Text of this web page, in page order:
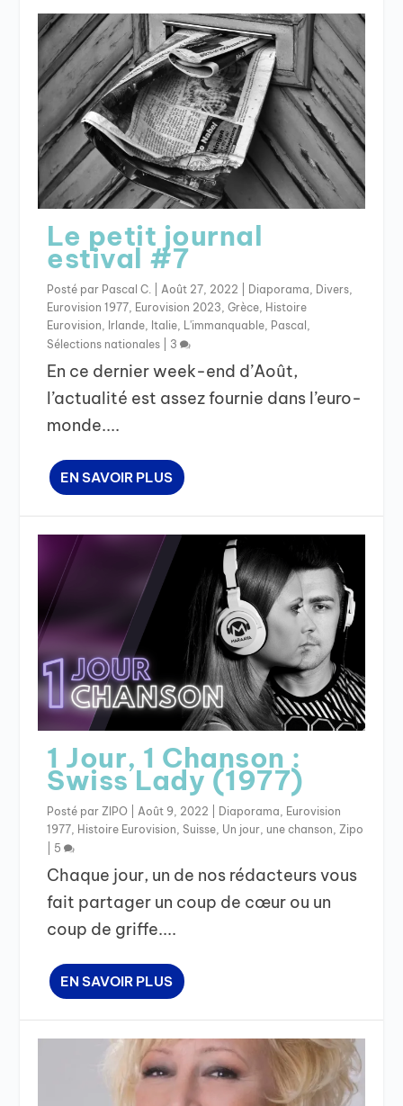
Le petit journal
estival #7
Posté par Pascal C. |Août 27, 2022 Diaporama, Divers,
Eurovision 1977, Eurovision 2023,Grèce, Histoire
Eurovision, Irlande, Italie, L'immanquable, Pascal ,
Sélections nationales
3
En ce dernier week-end d’Août,
l’actualité est assez fournie dans l’euro-
monde....
EN SAVOIR PLUS
1 Jour, 1 Chanson :
Swiss Lady (1977)
Posté parZIPO |Août 9, 2022 Diaporama, Eurovision
1977, Histoire Eurovision,Suisse, Un jour, une chanson,Zipo
5
Chaque jour, un de nos rédacteurs vous
fait partager un coup de cœur ou un
coup de griffe....
EN SAVOIR PLUS